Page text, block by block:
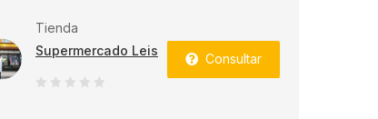
Tienda
Supermercado Leis
Consultar